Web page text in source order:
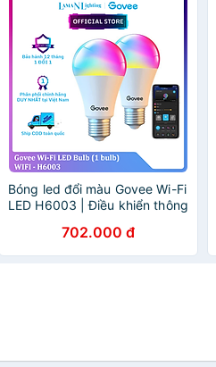
Bóng led đổi màu Govee Wi-Fi
LED H6003 | Điều khiển thông
và 10 hiệu ứng, Nhấp nháy
theo nhạc
702.000 đ